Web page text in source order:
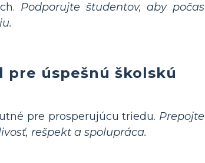
Podporujte študentov, aby počas
úspešnú školskú
pre prosperujúcu triedu. Prepojte
rešpekt a spolupráca.